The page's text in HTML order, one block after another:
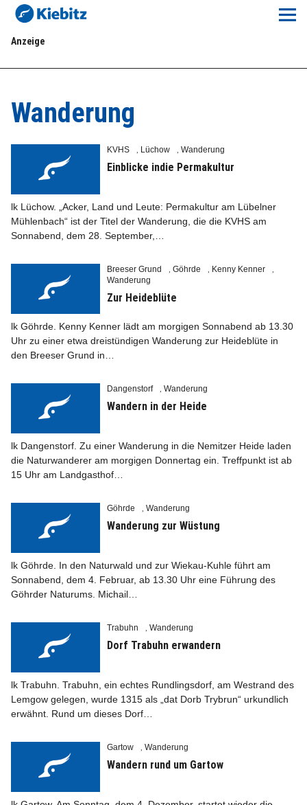
Kiebitz-Online
Veranstaltungskalender
Anzeigenpreise
Meine Region Online
Elbeflirt
Unser Team
Anzeige
Wanderung
KVHS Lüchow ,Wanderung
Einblicke indie Permakultur
lk Lüchow. „Acker, Land und Leute: Permakultur am Lübelner
Mühlenbach“ ist der Titel der Wanderung, die die KVHS am
Sonnabend, dem 28. September,…
Breeser Grund ,Göhrde Kenny Kenner
Wanderung
Zur Heideblüte
lk Göhrde. Kenny Kenner lädt am morgigen Sonnabend ab 13.30
Uhr zu einer etwa dreistündigen Wanderung zur Heideblüte in
den Breeser Grund in…
Dangenstorf ,Wanderung
Wandern in der Heide
lk Dangenstorf. Zu einer Wanderung in die Nemitzer Heide laden
die Naturwanderer am morgigen Donnertag ein. Treffpunkt ist ab
15 Uhr am Land­gasthof…
Göhrde ,Wanderung
Wanderung zur Wüstung
lk Göhrde. In den Naturwald und zur Wiekau-Kuhle führt am
Sonnabend, dem 4. Februar, ab 13.30 Uhr eine Führung des
Göhrder Naturums. Michail…
Trabuhn ,Wanderung
Dorf Trabuhn erwandern
lk Trabuhn. Trabuhn, ein echtes Rundlingsdorf, am Westrand des
Lemgow gelegen, wurde 1315 als „dat Dorb Trybrun“ urkundlich
erwähnt. Rund um dieses Dorf…
Gartow ,Wanderung
Wandern rund um Gartow